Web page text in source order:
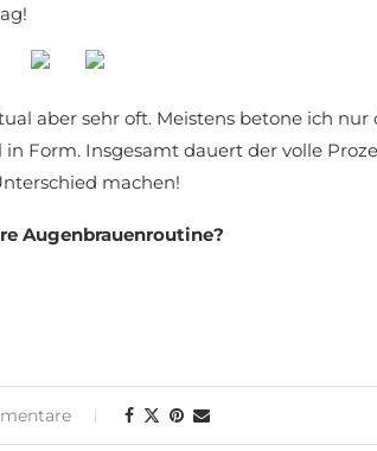
aber sehr oft. Meistens betone ich nur
Form. Insgesamt dauert der volle
machen!
Augenbrauenroutine?